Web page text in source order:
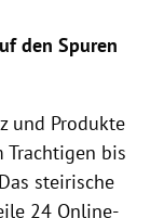
den Spuren
und Produkte
Trachtigen bis
steirische
24 Online-